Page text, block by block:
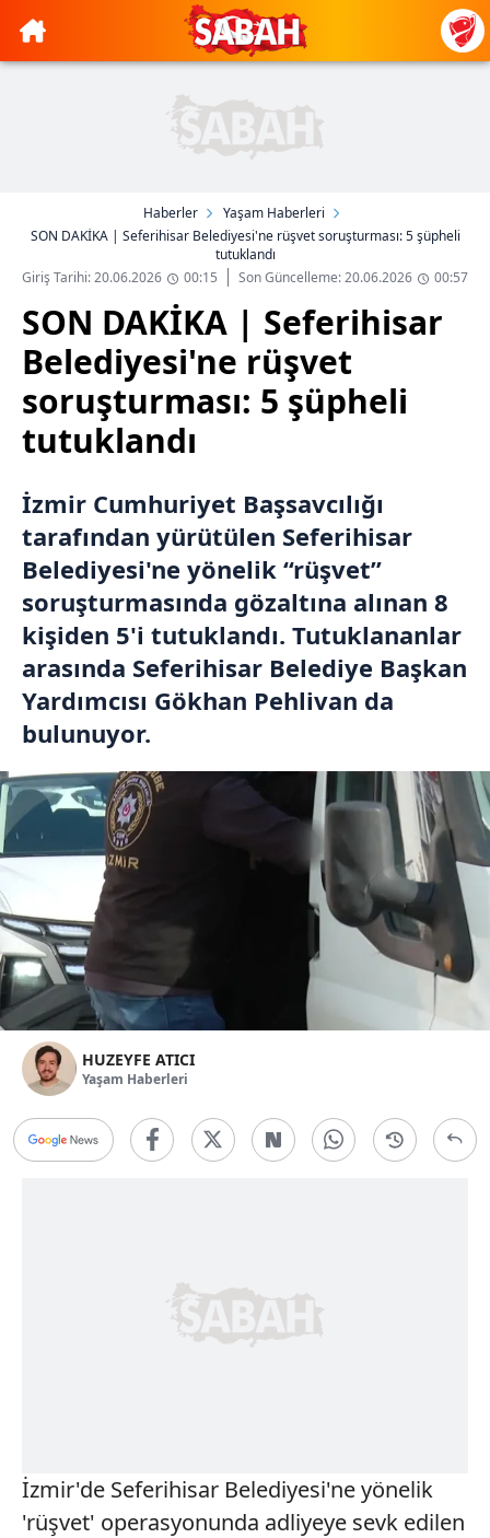
Haberler
Yaşam Haberleri
SON DAKİKA | Seferihisar Belediyesi'ne rüşvet soruşturması: 5 şüpheli
tutuklandı
Giriş Tarihi: 20.06.2026
00:15 Son Güncelleme: 20.06.2026 00:57
SON DAKİKA | Seferihisar
Belediyesi'ne rüşvet
soruşturması: 5 şüpheli
tutuklandı
İzmir Cumhuriyet Başsavcılığı
tarafından yürütülen Seferihisar
Belediyesi'ne yönelik “rüşvet”
soruşturmasında gözaltına alınan 8
kişiden 5'i tutuklandı. Tutuklananlar
arasında Seferihisar Belediye Başkan
Yardımcısı Gökhan Pehlivan da
bulunuyor.
HUZEYFE ATICI
Yaşam Haberleri
İzmir'de Seferihisar Belediyesi'ne yönelik
'rüşvet' operasyonunda adliyeye sevk edilen